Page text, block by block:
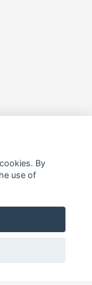
By
use of